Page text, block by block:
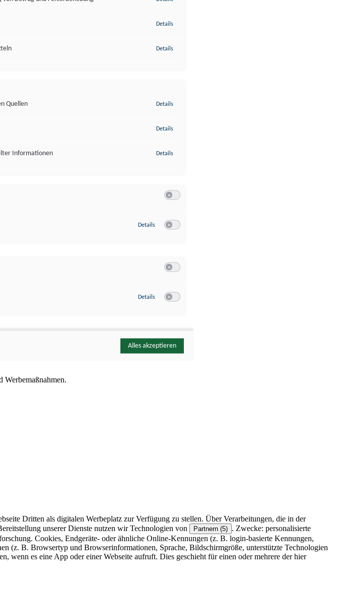
Werbemaßnahmen.
Dritten als digitalen Werbeplatz zur Verfügung zu stellen. Über Verarbeitungen, die in der
unserer Dienste nutzen wir Technologien von Partnern (5) . Zwecke: personalisierte
Cookies, Endgeräte- oder ähnliche Online-Kennungen (z. B. login-basierte Kennungen,
(z. B. Browsertyp und Browserinformationen, Sprache, Bildschirmgröße, unterstützte Technologien
wenn es eine App oder einer Webseite aufruft. Dies geschieht für einen oder mehrere der hier
Details
Details
Quellen
Details
Details
Informationen Details
Details zu Google Analytics
Details zu YouTube
Alles akzeptieren